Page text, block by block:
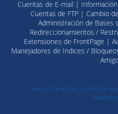
Cuentas de E-mail |
Cuentas de FTP | Cambio
Administración de
Redireccionamientos /
Extensiones de FrontPage |
Manejadores de Indices /
Ferozo Panel de Control de